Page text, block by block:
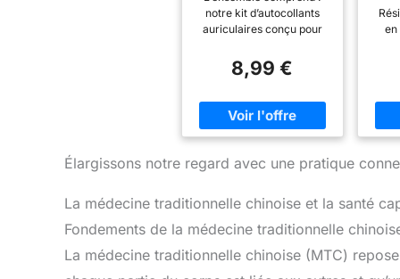
seeds,acupuncture
ear seed,avec 1
pièce de stylo pour
Acupuncture
s Thérapies
Auriculaire
notre kit d’autocollants
auriculaires conçu pour
bienfaits de cette
ancienne pratique de
de votre foyer ; Complet
avec 1200 autocollants de
tympan de haute qualité,
des otogrammes et des
pinces à épiler, vous
avez besoin pour
commencer. Magie
Orientale Magique :
L’acupuncture à la graine
8,99 €
deest
aux
Élargissons notre regard avec une pratique
La médecine traditionnelle chinoise et la santé
Fondements de la médecine traditionnelle
La médecine traditionnelle chinoise (MTC)